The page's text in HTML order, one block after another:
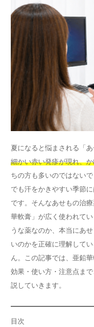
夏になると悩まされる「あ
細かい赤い発疹が現れ、
ちの方も多いのではない
でも汗をかきやすい季節
です。そんなあせもの治
華軟膏」が広く使われて
うな薬なのか、本当にあ
いのかを正確に理解して
ん。この記事では、亜鉛
効果・使い方・注意点ま
説していきます。
目次